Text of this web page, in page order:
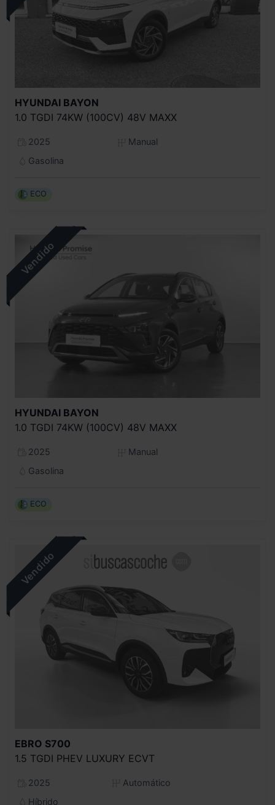
HYUNDAI BAYON
1.0 TGDI 74KW (100CV) 48V MAXX
2025
Manual
Gasolina
ECO
HYUNDAI BAYON
1.0 TGDI 74KW (100CV) 48V MAXX
2025
Manual
Gasolina
ECO
EBRO S700
1.5 TGDI PHEV LUXURY ECVT
2025
Automático
Híbrido